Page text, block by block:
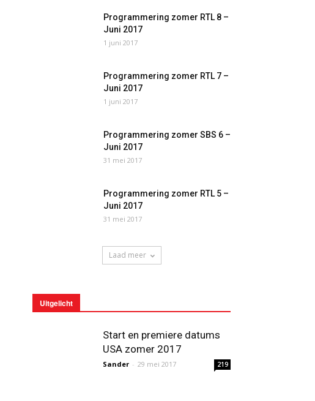
Programmering zomer RTL 8 –
Juni 2017
1 juni 2017
Programmering zomer RTL 7 –
Juni 2017
1 juni 2017
Programmering zomer SBS 6 –
Juni 2017
31 mei 2017
Programmering zomer RTL 5 –
Juni 2017
31 mei 2017
Laad meer
Uitgelicht
Start en premiere datums
USA zomer 2017
Sander - 29 mei 2017 219